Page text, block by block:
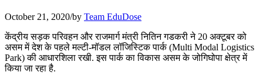
📝 डेली करेंट अफेयर्स: 22-24 जुलाई 2026
July 22, 2026
📝 डेली करेंट अफेयर्स: 19-21 जुलाई 2026
October 21, 2020/by Team EduDose
केंद्रीय सड़क परिवहन और राजमार्ग मंत्री नितिन गडकरी ने 20 अक्टूबर को
असम में देश के पहले मल्टी-मॉडल लॉजिस्टिक पार्क (Multi Modal Logistics
Park) की आधारशिला रखी. इस पार्क का विकास असम के जोगिघोपा क्षेत्र में
किया जा रहा है.